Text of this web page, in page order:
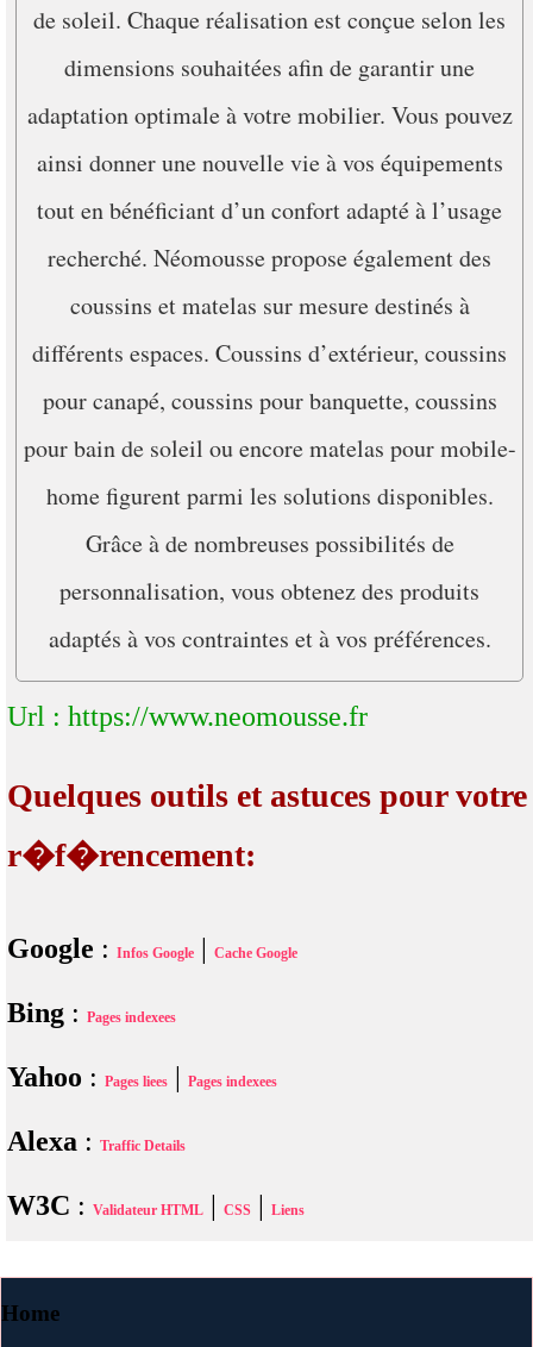
de soleil. Chaque réalisation est conçue selon les
dimensions souhaitées afin de garantir une
adaptation optimale à votre mobilier. Vous pouvez
ainsi donner une nouvelle vie à vos équipements
tout en bénéficiant d’un confort adapté à l’usage
recherché. Néomousse propose également des
coussins et matelas sur mesure destinés à
différents espaces. Coussins d’extérieur, coussins
pour canapé, coussins pour banquette, coussins
pour bain de soleil ou encore matelas pour mobile-
home figurent parmi les solutions disponibles.
Grâce à de nombreuses possibilités de
personnalisation, vous obtenez des produits
adaptés à vos contraintes et à vos préférences.
Url : https://www.neomousse.fr
Quelques outils et astuces pour votre
r�f�rencement:
Google : Infos Google Cache Google
Bing : Pages indexees
Yahoo : Pages liees Pages indexees
Alexa : Traffic Details
W3C : Validateur HTML CSS Liens
Home